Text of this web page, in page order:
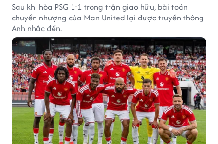
Sau khi hòa PSG 1-1 trong trận giao hữu, bài toán
chuyển nhượng của Man United lại được truyền thông
Anh nhắc đến.